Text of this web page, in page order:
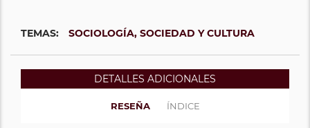
TEMAS: SOCIOLOGÍA, SOCIEDAD Y CULTURA
DETALLES ADICIONALES
RESEÑA ÍNDICE